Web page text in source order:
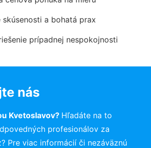
skúsenosti a bohatá prax
prípadnej nespokojnosti
nás
Kvetoslavov? Hľadáte na to
profesionálov za
Pre viac informácií či nezáväznú